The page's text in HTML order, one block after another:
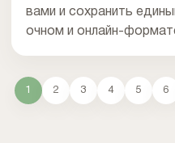
вами и сохранить
очном и онлайн-
1 2 3 4 5 6